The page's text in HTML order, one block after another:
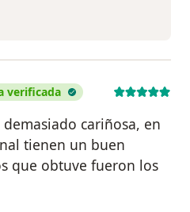
verificada
cariñosa, en
tienen un buen
que obtuve fueron los